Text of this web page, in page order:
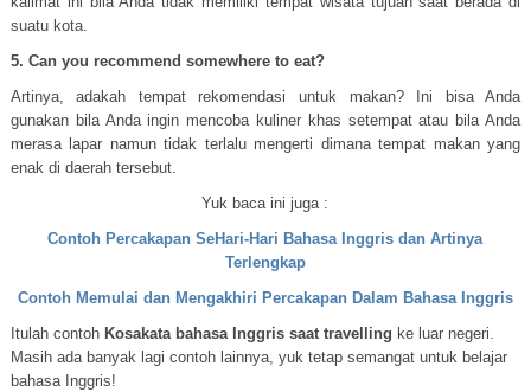
suatu kota.
5. Can you recommend somewhere to eat?
Artinya, adakah tempat rekomendasi untuk makan? Ini bisa Anda
gunakan bila Anda ingin mencoba kuliner khas setempat atau bila Anda
merasa lapar namun tidak terlalu mengerti dimana tempat makan yang
enak di daerah tersebut.
Yuk baca ini juga :
Contoh Percakapan SeHari-Hari Bahasa Inggris dan Artinya
Terlengkap
Contoh Memulai dan Mengakhiri Percakapan Dalam Bahasa Inggris
Itulah contoh Kosakata bahasa Inggris saat travelling ke luar negeri.
Masih ada banyak lagi contoh lainnya, yuk tetap semangat untuk belajar
bahasa Inggris!